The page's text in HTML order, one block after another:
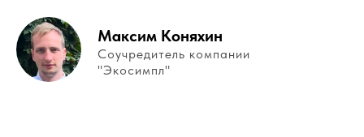
Максим Коняхин
Соучредитель компании
"Экосимпл"